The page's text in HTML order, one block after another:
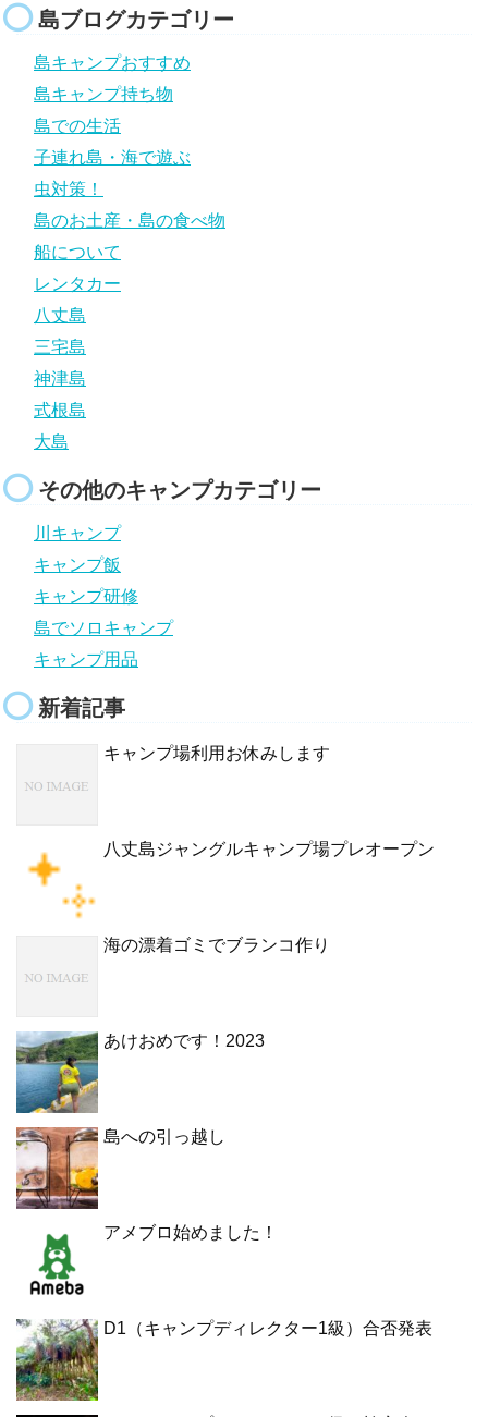
島ブログカテゴリー
島キャンプおすすめ
島キャンプ持ち物
島での生活
子連れ島・海で遊ぶ
虫対策！
島のお土産・島の食べ物
船について
レンタカー
八丈島
三宅島
神津島
式根島
大島
その他のキャンプカテゴリー
川キャンプ
キャンプ飯
キャンプ研修
島でソロキャンプ
キャンプ用品
新着記事
キャンプ場利用お休みします
八丈島ジャングルキャンプ場プレオープン
海の漂着ゴミでブランコ作り
あけおめです！2023
島への引っ越し
アメブロ始めました！
D1（キャンプディレクター1級）合否発表